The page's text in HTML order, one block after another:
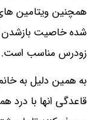
شده خاصیت بازشدن
زودرس مناسب است.
به همین دلیل به
قاعدگی انها با درد